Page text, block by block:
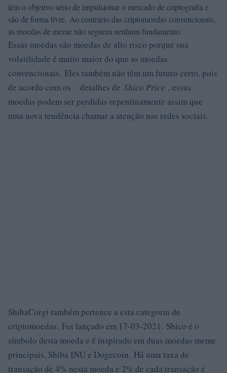
têm o objetivo sério de impulsionar o mercado de criptografia e
são de forma livre. Ao contrário das criptomoedas convencionais,
as moedas de meme não seguem nenhum fundamento.
Essas moedas são moedas de alto risco porque sua
volatilidade é muito maior do que as moedas
convencionais. Eles também não têm um futuro certo, pois
de acordo com os detalhes de Shico Price , essas
moedas podem ser perdidas repentinamente assim que
uma nova tendência chamar a atenção nas redes sociais.
ShibaCorgi também pertence a esta categoria de
criptomoedas. Foi lançado em 17-03-2021. Shico é o
símbolo desta moeda e é inspirado em duas moedas meme
principais, Shiba INU e Dogecoin. Há uma taxa de
transação de 4% nesta moeda e 2% de cada transação é